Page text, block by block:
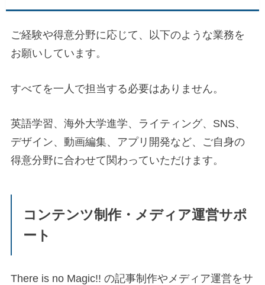
ご経験や得意分野に応じて、以下のような業務を
お願いしています。
すべてを一人で担当する必要はありません。
英語学習、海外大学進学、ライティング、SNS、
デザイン、動画編集、アプリ開発など、ご自身の
得意分野に合わせて関わっていただけます。
コンテンツ制作・メディア運営サポ
ート
There is no Magic!! の記事制作やメディア運営をサ